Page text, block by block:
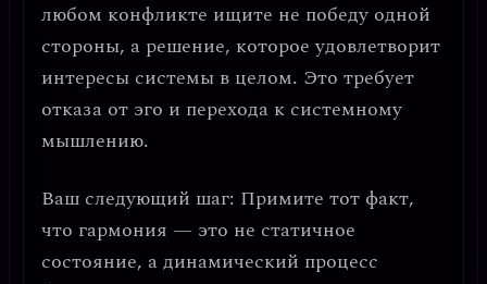
любом конфликте ищите не победу одной
стороны, а решение, которое удовлетворит
интересы системы в целом. Это требует
отказа от эго и перехода к системному
мышлению.
Ваш следующий шаг: Примите тот факт,
что гармония — это не статичное
состояние, адинамический процесс